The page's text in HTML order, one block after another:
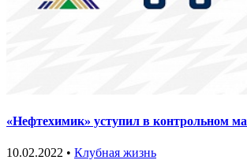
«Нефтехимик» уступил в контрольном
10.02.2022 • Клубная жизнь